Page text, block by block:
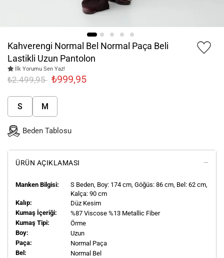
Kahverengi Normal Bel Normal Paça Beli
Lastikli Uzun Pantolon
İlk Yorumu Sen Yaz!
₺2.499,95 ₺999,95
S M
Beden Tablosu
ÜRÜN AÇIKLAMASI
Manken Bilgisi: S Beden, Boy: 174 cm, Göğüs: 86 cm, Bel: 62 cm,
Kalça: 90 cm
Kalıp:
Düz Kesim
Kumaş İçeriği:
%87 Viscose %13 Metallic Fiber
Kumaş Tipi:
Örme
Boy:
Uzun
Paça:
Normal Paça
Bel:
Normal Bel